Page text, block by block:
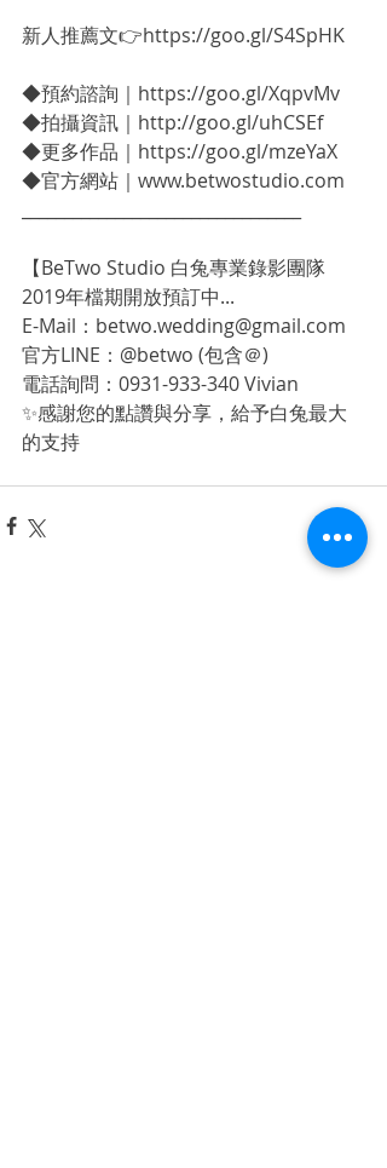
新人推薦文👉https://goo.gl/S4SpHK
◆預約諮詢｜https://goo.gl/XqpvMv
◆拍攝資訊｜http://goo.gl/uhCSEf
◆更多作品｜https://goo.gl/mzeYaX
◆官方網站｜www.betwostudio.com
【BeTwo Studio 白兔專業錄影團隊
2019年檔期開放預訂中...
E-Mail：betwo.wedding@gmail.com
官方LINE：@betwo (包含＠)
電話詢問：0931-933-340 Vivian
✨感謝您的點讚與分享，給予白兔最大
的支持